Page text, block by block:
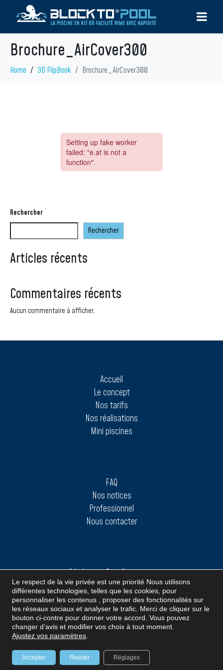
Brochure_AirCover300
Home 3D FlipBook Brochure_AirCover300
Rechercher
Rechercher
Articles récents
Commentaires récents
Aucun commentaire à afficher.
Accueil
Le concept
Nos tarifs
Nos réalisations
Mini piscines
FAQ
Nos notices
Professionnel
Nous contacter
Génération Bien Construire
BLOCKTO® FARM
Mentions légales–Création Agence iStudio
Le respect de la vie privée est une priorité Nous utilisons
différentes technologies, telles que les cookies, pour
personnaliser les contenus , proposer des fonctionnalités sur
les réseaux sociaux et analyser le trafic. Merci de cliquer sur le
bouton ci-contre pour donner votre accord. Vous pouvez
changer d’avis et modifier vos choix à tout moment.
Ajustez vos paramètres
Accepter Rejeter Réglages